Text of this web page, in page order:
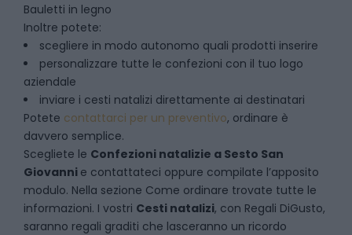
Bauletti in legno
Inoltre potete:
scegliere in modo autonomo quali prodotti inserire
personalizzare tutte le confezioni con il tuo logo
aziendale
inviare i cesti natalizi direttamente ai destinatari
Potete contattarci per un preventivo, ordinare è
davvero semplice.
Scegliete le Confezioni natalizie a Sesto San
Giovanni e contattateci oppure compilate l’apposito
modulo. Nella sezione Come ordinare trovate tutte le
informazioni. I vostri Cesti natalizi, con Regali DiGusto,
saranno regali graditi che lasceranno un ricordo